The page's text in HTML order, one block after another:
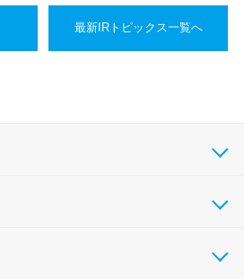
最新IRトピックス一覧へ